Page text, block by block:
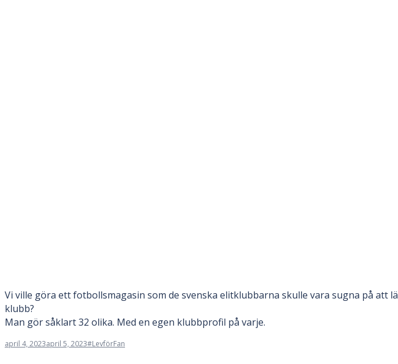
Vi ville göra ett fotbollsmagasin som de svenska elitklubbarna skulle vara sugna på att
klubb?
Man gör såklart 32 olika. Med en egen klubbprofil på varje.
april 4, 2023april 5, 2023#LevförFan